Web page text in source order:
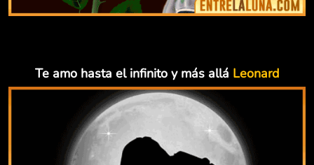
Te amo hasta el infinito y más allá Leonard